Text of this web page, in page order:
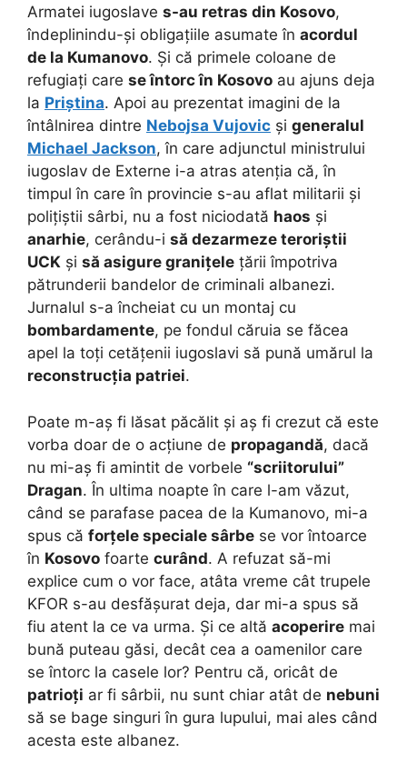
Armatei iugoslave s-au retras din Kosovo,
îndeplinindu-și obligațiile asumate în acordul
de la Kumanovo. Și că primele coloane de
refugiați care se întorc în Kosovo au ajuns deja
la Priștina. Apoi au prezentat imagini de la
întâlnirea dintre Nebojsa Vujovic și generalul
Michael Jackson, în care adjunctul ministrului
iugoslav de Externe i-a atras atenția că, în
timpul în care în provincie s-au aflat militarii și
polițiștii sârbi, nu a fost niciodată haos și
anarhie, cerându-i să dezarmeze teroriștii
UCK și să asigure granițele țării împotriva
pătrunderii bandelor de criminali albanezi.
Jurnalul s-a încheiat cu un montaj cu
bombardamente, pe fondul căruia se făcea
apel la toți cetățenii iugoslavi să pună umărul la
reconstrucția patriei.
Poate m-aș fi lăsat păcălit și aș fi crezut că este
vorba doar de o acțiune de propagandă, dacă
nu mi-aș fi amintit de vorbele “scriitorului”
Dragan. În ultima noapte în care l-am văzut,
când se parafase pacea de la Kumanovo, mi-a
spus că forțele speciale sârbe se vor întoarce
în Kosovo foarte curând. A refuzat să-mi
explice cum o vor face, atâta vreme cât trupele
KFOR s-au desfășurat deja, dar mi-a spus să
fiu atent la ce va urma. Și ce altă acoperire mai
bună puteau găsi, decât cea a oamenilor care
se întorc la casele lor? Pentru că, oricât de
patrioți ar fi sârbii, nu sunt chiar atât de nebuni
să se bage singuri în gura lupului, mai ales când
acesta este albanez.